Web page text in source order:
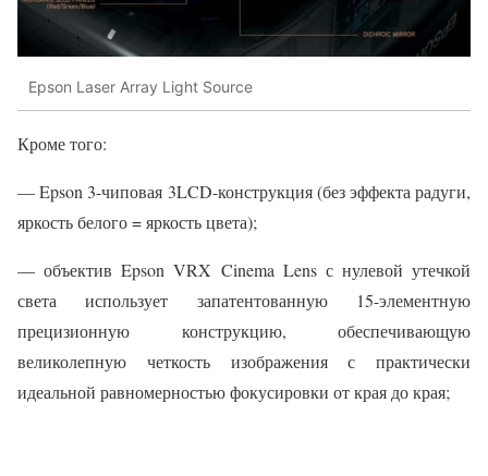
Epson Laser Array Light Source
Кроме того:
— Epson 3-чиповая 3LCD-конструкция (без эффекта радуги,
яркость белого = яркость цвета);
— объектив Epson VRX Cinema Lens с нулевой утечкой
света использует запатентованную 15-элементную
прецизионную конструкцию, обеспечивающую
великолепную четкость изображения с практически
идеальной равномерностью фокусировки от края до края;